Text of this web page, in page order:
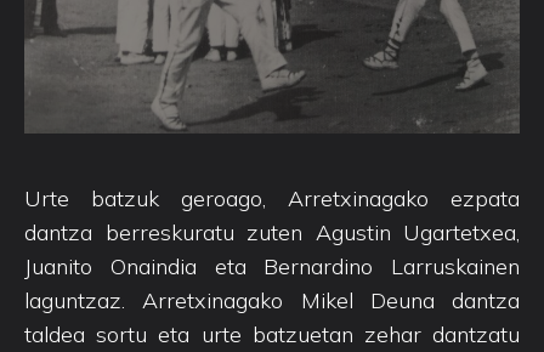
Urte batzuk geroago, Arretxinagako ezpata
dantza berreskuratu zuten Agustin Ugartetxea,
Juanito Onaindia eta Bernardino Larruskainen
laguntzaz. Arretxinagako Mikel Deuna dantza
taldea sortu eta urte batzuetan zehar dantzatu